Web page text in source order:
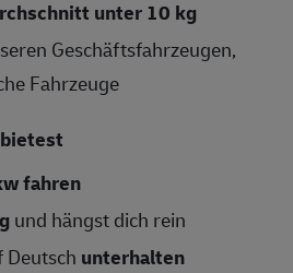
unter 10 kg
Geschäftsfahrzeugen,
Fahrzeuge
fahren
und hängst dich rein
Deutsch unterhalten